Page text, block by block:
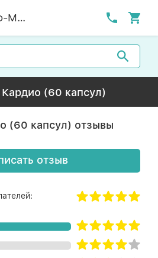
Артлайф-MСК
(60 капсул)
(60 капсул) отзывы
отзыв